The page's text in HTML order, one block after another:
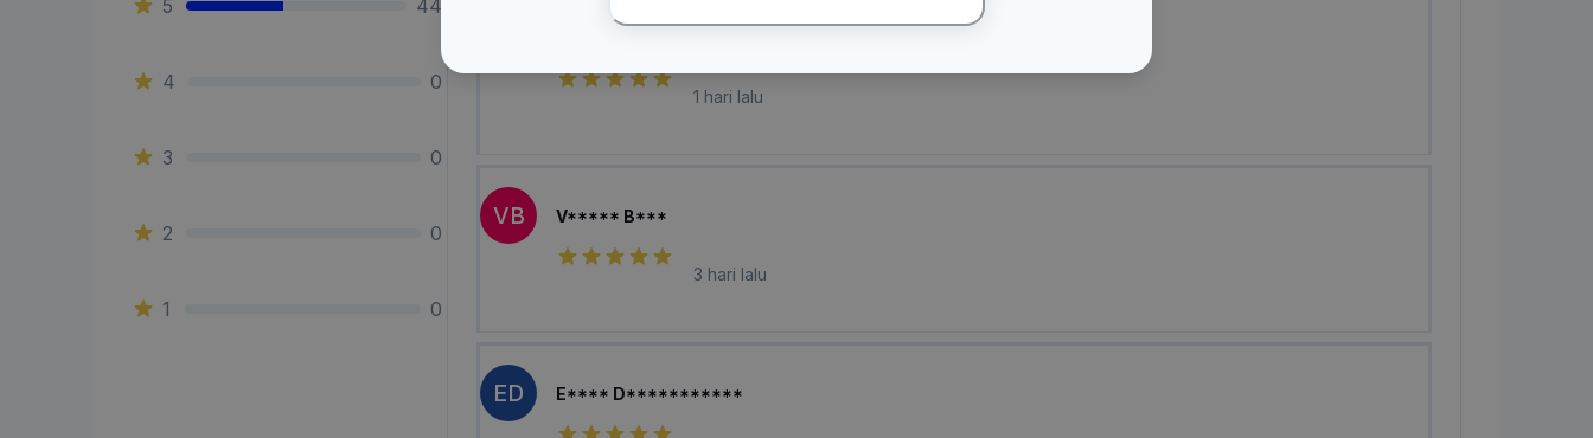
5 44
4 0
3 0
2 0
1 0
1 hari lalu
VB V***** B***
3 hari lalu
ED E**** D***********